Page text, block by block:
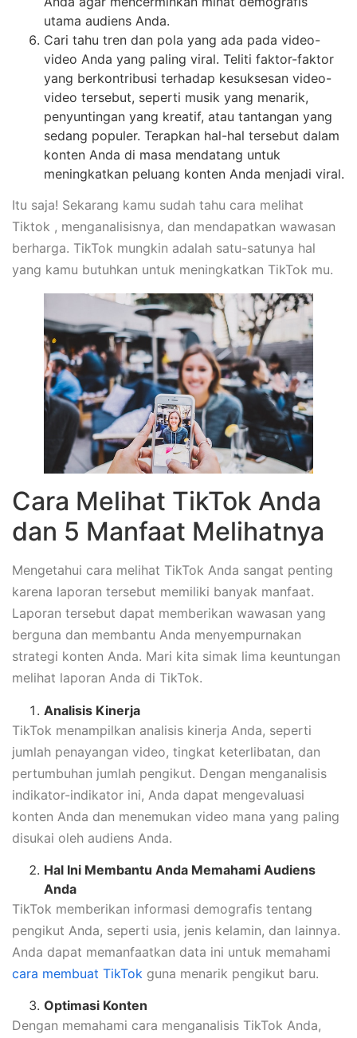
utama audiens Anda.
Cari tahu tren dan pola yang ada pada video-
video Anda yang paling viral. Teliti faktor-faktor
yang berkontribusi terhadap kesuksesan video-
video tersebut, seperti musik yang menarik,
penyuntingan yang kreatif, atau tantangan yang
sedang populer. Terapkan hal-hal tersebut dalam
konten Anda di masa mendatang untuk
meningkatkan peluang konten Anda menjadi viral.
Itu saja! Sekarang kamu sudah tahu cara melihat
Tiktok , menganalisisnya, dan mendapatkan wawasan
berharga. TikTok mungkin adalah satu-satunya hal
yang kamu butuhkan untuk meningkatkan TikTok mu.
Cara Melihat TikTok Anda
dan 5 Manfaat Melihatnya
Mengetahui cara melihat TikTok Anda sangat penting
karena laporan tersebut memiliki banyak manfaat.
Laporan tersebut dapat memberikan wawasan yang
berguna dan membantu Anda menyempurnakan
strategi konten Anda. Mari kita simak lima keuntungan
melihat laporan Anda di TikTok.
Analisis Kinerja
TikTok menampilkan analisis kinerja Anda, seperti
jumlah penayangan video, tingkat keterlibatan, dan
pertumbuhan jumlah pengikut. Dengan menganalisis
indikator-indikator ini, Anda dapat mengevaluasi
konten Anda dan menemukan video mana yang paling
disukai oleh audiens Anda.
Hal Ini Membantu Anda Memahami Audiens
Anda
TikTok memberikan informasi demografis tentang
pengikut Anda, seperti usia, jenis kelamin, dan lainnya.
Anda dapat memanfaatkan data ini untuk memahami
cara membuat TikTok guna menarik pengikut baru.
Optimasi Konten
Dengan memahami cara menganalisis TikTok Anda,